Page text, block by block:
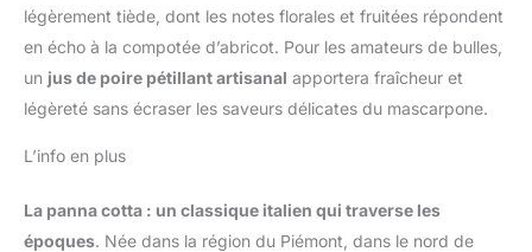
légèrement tiède, dont les notes florales et fruitées répondent
en écho à la compotée d’abricot. Pour les amateurs de bulles,
un jus de poire pétillant artisanal apportera fraîcheur et
légèreté sans écraser les saveurs délicates du mascarpone.
L’info en plus
La panna cotta : un classique italien qui traverse les
époques. Née dans la région du Piémont, dans le nord de